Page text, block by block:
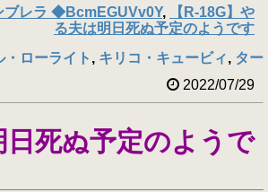
ブレラ ◆BcmEGUVv0Y,
【R-18G】や
る夫は明日死ぬ予定のようです
・ローライト , キリコ・キュービィ, ター
2022/07/29
死ぬ予定のようで